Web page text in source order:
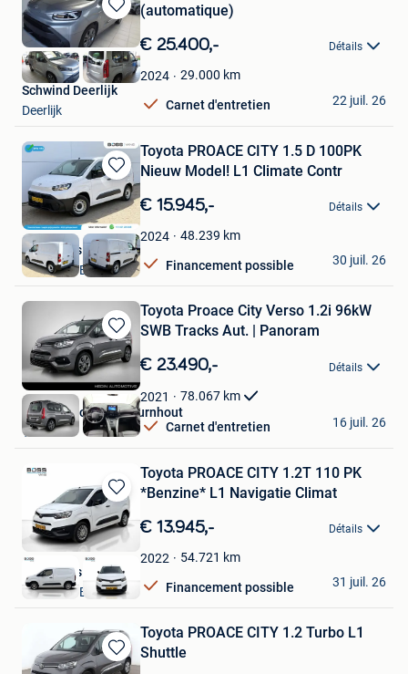
Sauvegarder
dans
Mes
Favoris
(automatique)
€ 25.400,- Détails
2024 29.000 km
Carnet d'entretien
Schwind Deerlijk
Deerlijk
22 juil. 26
Sauvegarder
dans
Mes
Favoris
Toyota PROACE CITY 1.5 D 100PK
Nieuw Model! L1 Climate Contr
€ 15.945,- Détails
2024 48.239 km
Financement possible
Boss Vans
VELDHOVEN
30 juil. 26
Sauvegarder
dans
Mes
Favoris
Toyota Proace City Verso 1.2i 96kW
SWB Tracks Aut. | Panoram
€ 23.490,- Détails
2021 78.067 km
Carnet d'entretien
Hedin Automotive Turnhout
Turnhout
16 juil. 26
Sauvegarder
dans
Mes
Favoris
Toyota PROACE CITY 1.2T 110 PK
*Benzine* L1 Navigatie Climat
€ 13.945,- Détails
2022 54.721 km
Financement possible
Boss Vans
VELDHOVEN
31 juil. 26
Sauvegarder
Toyota PROACE CITY 1.2 Turbo L1
Shuttle